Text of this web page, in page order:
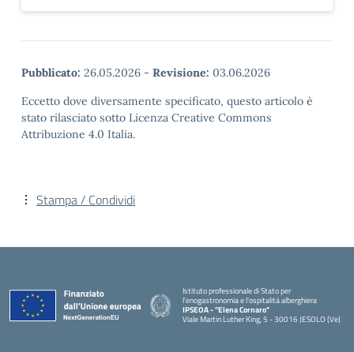
Pubblicato: 26.05.2026 - Revisione: 03.06.2026
Eccetto dove diversamente specificato, questo articolo è
stato rilasciato sotto Licenza Creative Commons
Attribuzione 4.0 Italia.
Stampa / Condividi
Istituto professionale di Stato per
l'enogastronomia e l'ospitalità alberghiera
IPSEOA - ''Elena Cornaro"
Viale Martin Luther King, 5 - 30016 JESOLO (Ve)
— Visita la pagina iniziale della scuola